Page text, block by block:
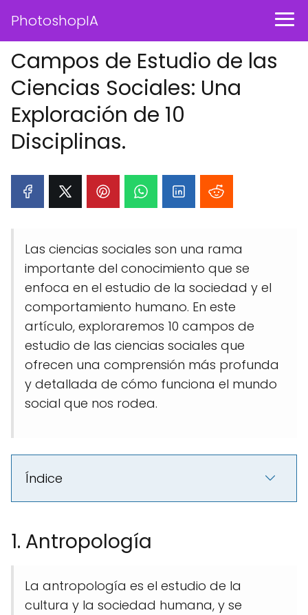
PhotoshopIA
Campos de Estudio de las
Ciencias Sociales: Una
Exploración de 10
Disciplinas.
Las ciencias sociales son una rama
importante del conocimiento que se
enfoca en el estudio de la sociedad y el
comportamiento humano. En este
artículo, exploraremos 10 campos de
estudio de las ciencias sociales que
ofrecen una comprensión más profunda
y detallada de cómo funciona el mundo
social que nos rodea.
Índice
1. Antropología
La antropología es el estudio de la
cultura y la sociedad humana, y se